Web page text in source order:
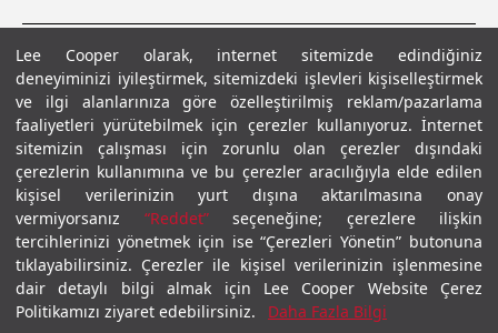
Lee Cooper olarak, internet sitemizde edindiğiniz
deneyiminizi iyileştirmek, sitemizdeki işlevleri kişiselleştirmek
ve ilgi alanlarınıza göre özelleştirilmiş reklam/pazarlama
faaliyetleri yürütebilmek için çerezler kullanıyoruz. İnternet
sitemizin çalışması için zorunlu olan çerezler dışındaki
çerezlerin kullanımına ve bu çerezler aracılığıyla elde edilen
kişisel verilerinizin yurt dışına aktarılmasına onay
vermiyorsanız “Reddet”seçeneğine; çerezlere ilişkin
tercihlerinizi yönetmek için ise “Çerezleri Yönetin” butonuna
tıklayabilirsiniz. Çerezler ile kişisel verilerinizin işlenmesine
dair detaylı bilgi almak için Lee Cooper Website Çerez
Politikamızı ziyaret edebilirsiniz.
Daha Fazla Bilgi
Gizlilik PolitikasıÇerez Politikası KVKK Aydınlatma MetniŞartlar ve Koşullar
© 2026 Leecooper - Tüm Hakları Saklıdır.